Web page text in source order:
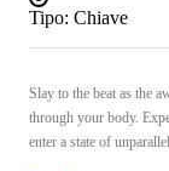
Tipo: Chiave
Slay to the beat as the
through your body.
enter a state of